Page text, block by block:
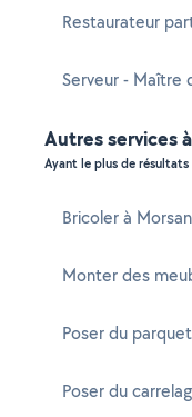
Restaurateur
Serveur - Maître
Autres services
Ayant le plus de
Bricoler à
Monter des
Poser du
Poser du